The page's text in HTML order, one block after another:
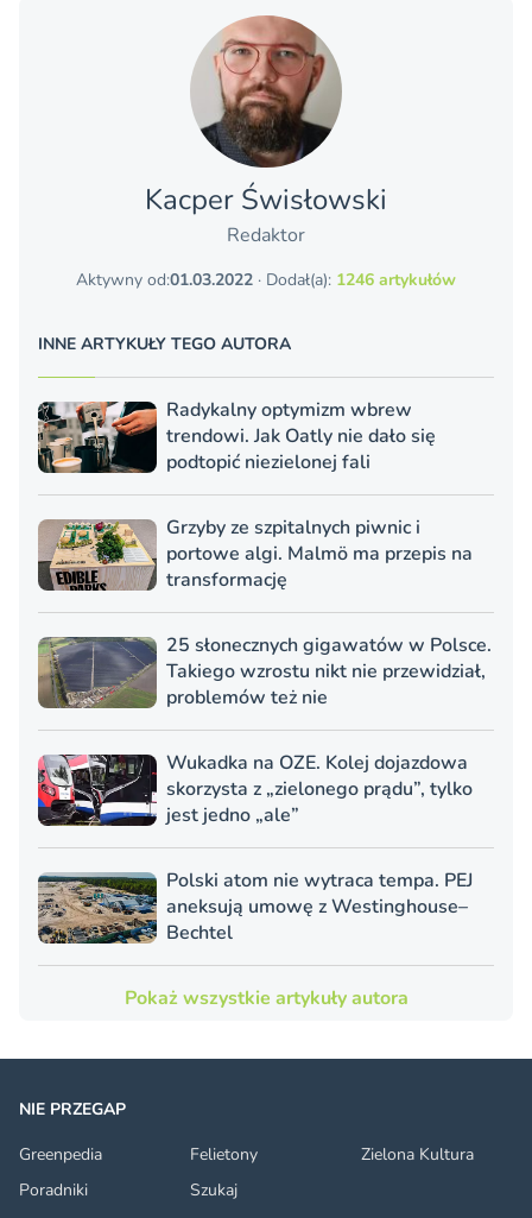
Kacper Świsło­wski
Redaktor
Aktywny od:01.03.2022 · Dodał(a): 1246 artykułów
INNE ARTYKUŁY TEGO AUTORA
Radykalny optymizm wbrew
trendowi. Jak Oatly nie dało się
podtopić niezielonej fali
Grzyby ze szpitalnych piwnic i
portowe algi. Malmö ma przepis na
transformację
25 słonecznych gigawatów w Polsce.
Takiego wzrostu nikt nie przewidział,
problemów też nie
Wukadka na OZE. Kolej dojazdowa
skorzysta z „zielonego prądu”, tylko
jest jedno „ale”
Polski atom nie wytraca tempa. PEJ
aneksują umowę z Westinghouse–
Bechtel
Pokaż wszystkie artykuły autora
NIE PRZEGAP
Greenpedia
Felietony
Zielona Kultura
Poradniki
Szukaj